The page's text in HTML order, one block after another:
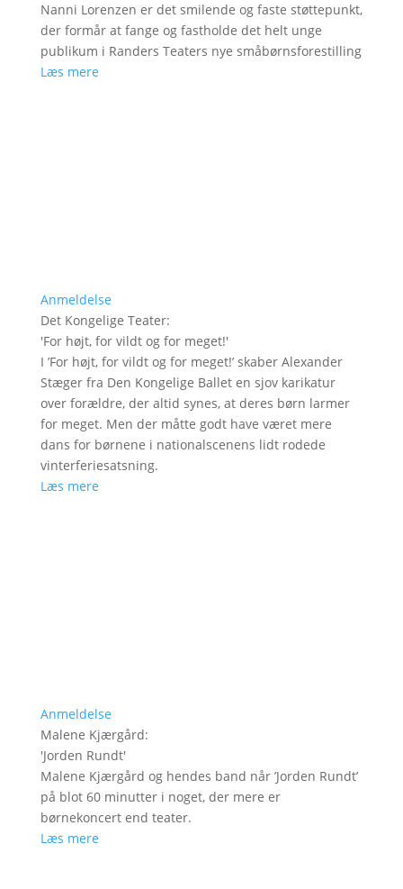
Nanni Lorenzen er det smilende og faste støttepunkt,
der formår at fange og fastholde det helt unge
publikum i Randers Teaters nye småbørnsforestilling
Læs mere
Anmeldelse
Det Kongelige Teater:
'For højt, for vildt og for meget!'
I ’For højt, for vildt og for meget!’ skaber Alexander
Stæger fra Den Kongelige Ballet en sjov karikatur
over forældre, der altid synes, at deres børn larmer
for meget. Men der måtte godt have været mere
dans for børnene i nationalscenens lidt rodede
vinterferiesatsning.
Læs mere
Anmeldelse
Malene Kjærgård:
'Jorden Rundt'
Malene Kjærgård og hendes band når ’Jorden Rundt’
på blot 60 minutter i noget, der mere er
børnekoncert end teater.
Læs mere